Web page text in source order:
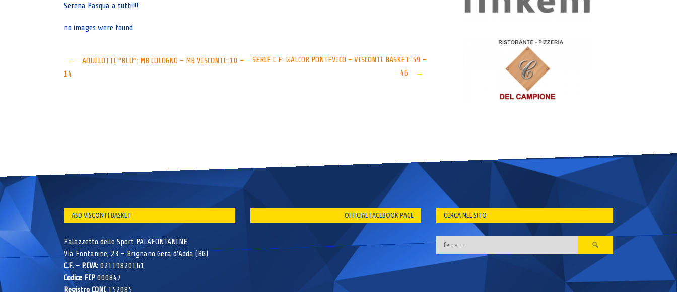
Serena Pasqua a tutti!!!
no images were found
Post
←
AQUILOTTI “BLU”: MB COLOGNO – MB VISCONTI: 10 –
14
SERIE C F: WALCOR PONTEVICO – VISCONTI BASKET: 59 –
46
→
ASD VISCONTI BASKET
Palazzetto dello Sport PALAFONTANINE
Via Fontanine, 23 – Brignano Gera d’Adda (BG)
C.F. – P.IVA: 02119820161
Codice FIP 000847
Registro CONI 152085
OFFICIAL FACEBOOK PAGE CERCA NEL SITO
Ricerca
per: